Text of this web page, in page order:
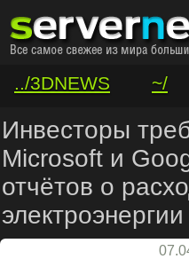
../3DNEWS ~/
/VAR/CONTACT
Инвесторы
Microsoft и
отчётов о